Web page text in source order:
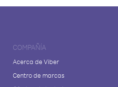
COMPAÑÍA
Acerca de Viber
Centro de marcas